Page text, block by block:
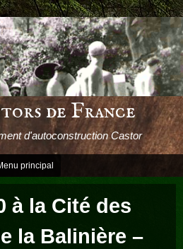
de France
d'autoconstruction Castor
principal
à la Cité des
la Balinière –